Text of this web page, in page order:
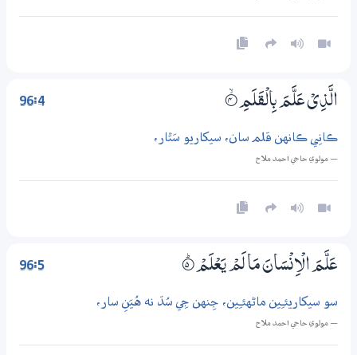
96:4 الَّذِيْ عَلَّمَ بِالْقَلَمِ 4‏۝ۙ
ڪانِي ڪانهن قلم سان، سيکاريو سَتّار،
— مولوي حاجي احمد ملاح
96:5 عَلَّمَ الْاِنْسَانَ مَا لَمْ يَعْلَمْ 5‏۝ۭ
سو سيکاريئـِين ماڻهئـِين، جِنهن جِي سُڌ نه هُيَنِ سار،
— مولوي حاجي احمد ملاح